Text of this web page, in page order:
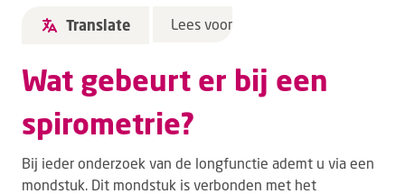
Leren
Over ons
Verwijzers
MijnDZ
Translate Lees voor
Wat gebeurt er bij een
spirometrie?
Bij ieder onderzoek van de longfunctie ademt u via een
mondstuk. Dit mondstuk is verbonden met het